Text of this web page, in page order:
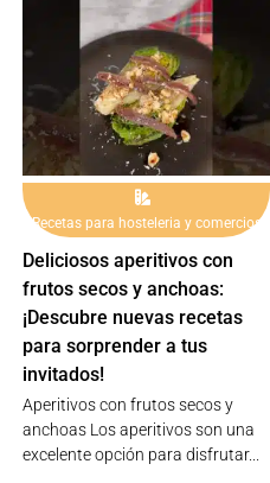
Recetas para hosteleria y comercios
Deliciosos aperitivos con
frutos secos y anchoas:
¡Descubre nuevas recetas
para sorprender a tus
invitados!
Aperitivos con frutos secos y
anchoas Los aperitivos son una
excelente opción para disfrutar...